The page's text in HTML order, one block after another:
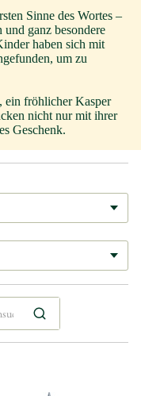
Sinne des Wortes –
ganz besondere
haben sich mit
um zu
ein fröhlicher Kasper
nicht nur mit ihrer
Geschenk.
Los